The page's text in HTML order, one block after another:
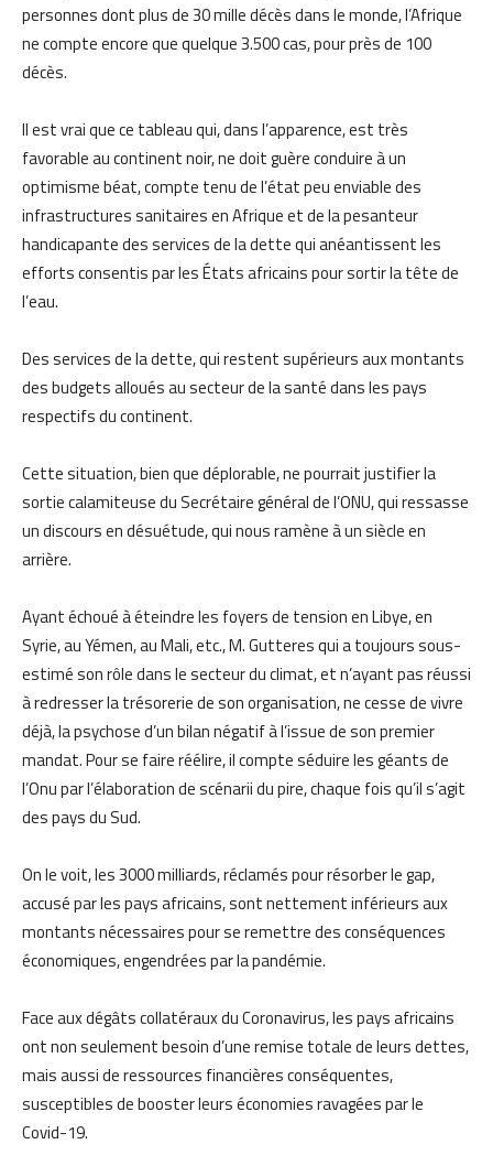
personnes dont plus de 30 mille décès dans le monde, l’Afrique
ne compte encore que quelque 3.500 cas, pour près de 100
décès.
Il est vrai que ce tableau qui, dans l’apparence, est très
favorable au continent noir, ne doit guère conduire à un
optimisme béat, compte tenu de l’état peu enviable des
infrastructures sanitaires en Afrique et de la pesanteur
handicapante des services de la dette qui anéantissent les
efforts consentis par les États africains pour sortir la tête de
l’eau.
Des services de la dette, qui restent supérieurs aux montants
des budgets alloués au secteur de la santé dans les pays
respectifs du continent.
Cette situation, bien que déplorable, ne pourrait justifier la
sortie calamiteuse du Secrétaire général de l’ONU, qui ressasse
un discours en désuétude, qui nous ramène à un siècle en
arrière.
Ayant échoué à éteindre les foyers de tension en Libye, en
Syrie, au Yémen, au Mali, etc., M. Gutteres qui a toujours sous-
estimé son rôle dans le secteur du climat, et n’ayant pas réussi
à redresser la trésorerie de son organisation, ne cesse de vivre
déjà, la psychose d’un bilan négatif à l’issue de son premier
mandat. Pour se faire réélire, il compte séduire les géants de
l’Onu par l’élaboration de scénarii du pire, chaque fois qu’il s’agit
des pays du Sud.
On le voit, les 3000 milliards, réclamés pour résorber le gap,
accusé par les pays africains, sont nettement inférieurs aux
montants nécessaires pour se remettre des conséquences
économiques, engendrées par la pandémie.
Face aux dégâts collatéraux du Coronavirus, les pays africains
ont non seulement besoin d’une remise totale de leurs dettes,
mais aussi de ressources financières conséquentes,
susceptibles de booster leurs économies ravagées par le
Covid-19.